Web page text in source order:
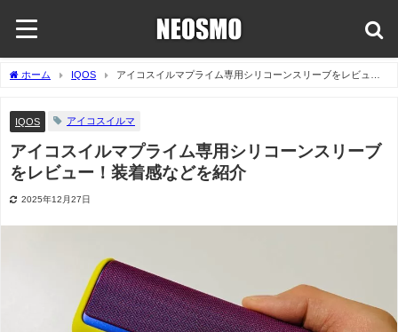
ホーム IQOS
アイコスイルマプライム専用シリコーンスリーブをレビュ
IQOS アイコスイルマ
アイコスイルマプライム専用シリコーンスリーブ
をレビュー！装着感などを紹介
2025年12月27日